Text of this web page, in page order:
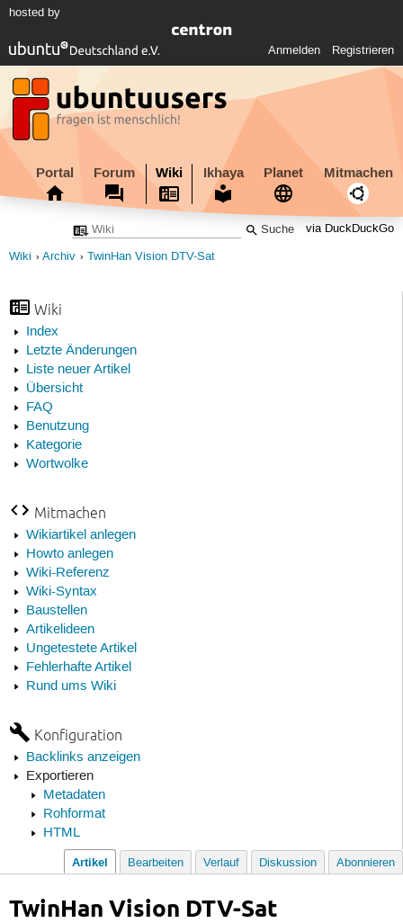
hosted by
Anmelden Registrieren
Portal Forum Wiki Ikhaya Planet Mitmachen
via DuckDuckGo
Wiki Archiv TwinHan Vision DTV-Sat
Wiki
Index
Letzte Änderungen
Liste neuer Artikel
Übersicht
FAQ
Benutzung
Kategorie
Wortwolke
Mitmachen
Wikiartikel anlegen
Howto anlegen
Wiki-Referenz
Wiki-Syntax
Baustellen
Artikelideen
Ungetestete Artikel
Fehlerhafte Artikel
Rund ums Wiki
Konfiguration
Backlinks anzeigen
Exportieren
Metadaten
Rohformat
HTML
Artikel Bearbeiten Verlauf Diskussion Abonnieren
TwinHan Vision DTV-Sat